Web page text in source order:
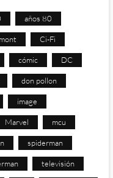
años 80
Ci-Fi
cómic DC
don pollon
image
Marvel mcu
spiderman
televisión